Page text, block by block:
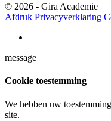
© 2026 - Gira Academie
Afdruk Privacyverklaring
message
Cookie toestemming
We hebben uw
site.